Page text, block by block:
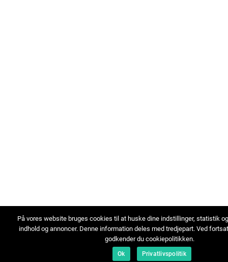
På vores website bruges cookies til at huske dine indstillinger, statistik
indhold og annoncer. Denne information deles med tredjepart. Ved
godkender du cookiepolitikken.
Ok Privatlivspolitik